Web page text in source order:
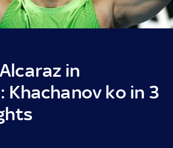
in
Khachanov ko in 3